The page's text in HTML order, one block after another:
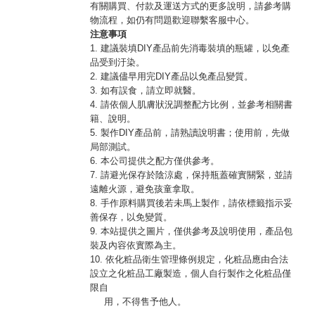
有關購買、付款及運送方式的更多說明，請參考購
物流程，如仍有問題歡迎聯繫客服中心。
注意事項
1. 建議裝填DIY產品前先消毒裝填的瓶罐，以免產
品受到汙染。
2. 建議儘早用完DIY產品以免產品變質。
3. 如有誤食，請立即就醫。
4. 請依個人肌膚狀況調整配方比例，並參考相關書
籍、說明。
5. 製作DIY產品前，請熟讀說明書；使用前，先做
局部測試。
6. 本公司提供之配方僅供參考。
7. 請避光保存於陰涼處，保持瓶蓋確實關緊，並請
遠離火源，避免孩童拿取。
8. 手作原料購買後若未馬上製作，請依標籤指示妥
善保存，以免變質。
9. 本站提供之圖片，僅供參考及說明使用，產品包
裝及內容依實際為主。
10. 依化粧品衛生管理條例規定，化粧品應由合法
設立之化粧品工廠製造，個人自行製作之化粧品僅
限自
用，不得售予他人。